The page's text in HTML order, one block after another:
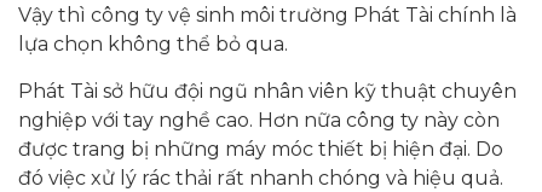
Vậy thì công ty vệ sinh môi trường Phát Tài chính là
lựa chọn không thể bỏ qua.
Phát Tài sở hữu đội ngũ nhân viên kỹ thuật chuyên
nghiệp với tay nghề cao. Hơn nữa công ty này còn
được trang bị những máy móc thiết bị hiện đại. Do
đó việc xử lý rác thải rất nhanh chóng và hiệu quả.